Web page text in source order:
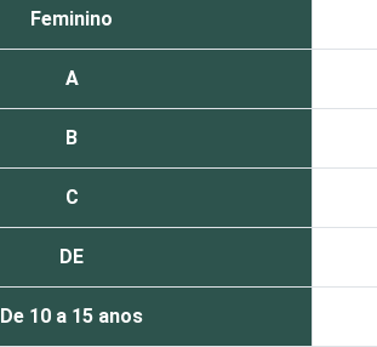
Feminino
A
B
C
DE
De 10 a 15 anos